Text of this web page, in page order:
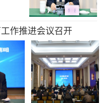
作推进会议召开